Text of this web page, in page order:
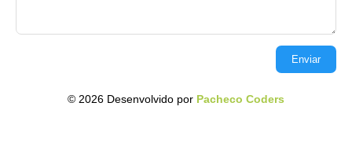
Enviar
© 2026 Desenvolvido por Pacheco Coders